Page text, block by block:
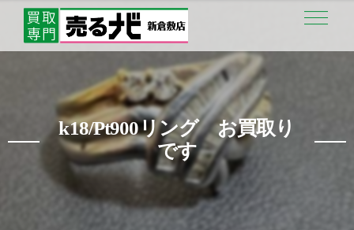
k18/Pt900リング お買取り
です